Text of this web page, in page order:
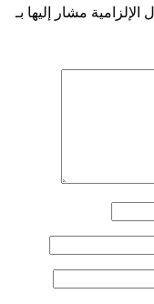
الإلزامية مشار إليها بـ